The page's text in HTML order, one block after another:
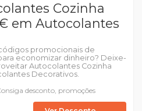
Cozinha
em Autocolantes
promocionais de
economizar dinheiro? Deixe-
Autocolantes Cozinha
Decorativos.
desconto, promoções